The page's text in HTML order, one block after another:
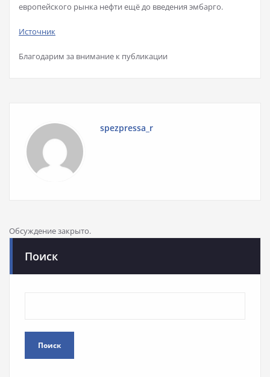
европейского рынка нефти ещё до введения эмбарго.
Источник
Благодарим за внимание к публикации
spezpressa_r
Обсуждение закрыто.
Поиск
Поиск